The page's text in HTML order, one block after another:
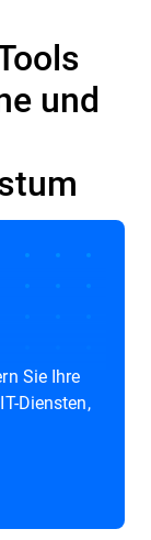
und
Sie Ihre
Diensten,